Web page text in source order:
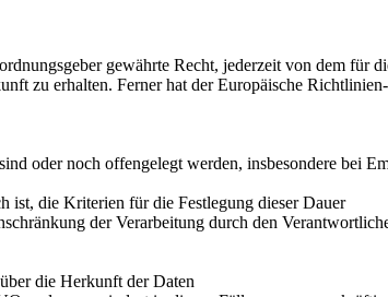
gewährte Recht, jederzeit von dem für
zu erhalten. Ferner hat der Europäische
oder noch offengelegt werden, insbesondere bei
ist, die Kriterien für die Festlegung dieser Dauer
der Verarbeitung durch den
die Herkunft der Daten